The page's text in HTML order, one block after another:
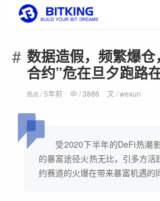
数据造假，频繁爆
合约”危在旦夕跑路在
热点 / 5年前 /3886 文 /wexun
受2020下半年的DeFi热潮
的暴富途径火热无比，引多方
约赛道的火爆在带来暴富机遇的